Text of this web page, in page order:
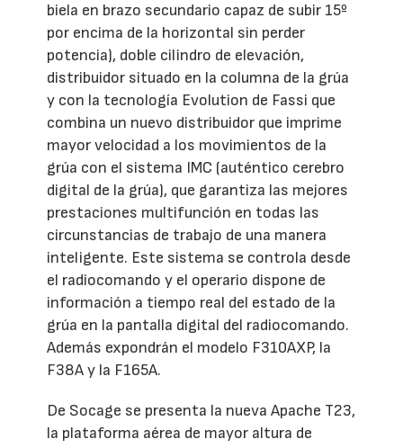
biela en brazo secundario capaz de subir 15º
por encima de la horizontal sin perder
potencia), doble cilindro de elevación,
distribuidor situado en la columna de la grúa
y con la tecnología Evolution de Fassi que
combina un nuevo distribuidor que imprime
mayor velocidad a los movimientos de la
grúa con el sistema IMC (auténtico cerebro
digital de la grúa), que garantiza las mejores
prestaciones multifunción en todas las
circunstancias de trabajo de una manera
inteligente. Este sistema se controla desde
el radiocomando y el operario dispone de
información a tiempo real del estado de la
grúa en la pantalla digital del radiocomando.
Además expondrán el modelo F310AXP, la
F38A y la F165A.
De Socage se presenta la nueva Apache T23,
la plataforma aérea de mayor altura de